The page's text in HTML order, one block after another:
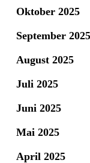
Oktober 2025
September 2025
August 2025
Juli 2025
Juni 2025
Mai 2025
April 2025